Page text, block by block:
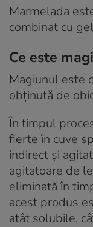
Marmelada
combinat cu
Ce este
Magiunul este
obținută de
În timpul
fierte în cuve
indirect și
agitatoare de
eliminată în
acest produs
atât solubile,